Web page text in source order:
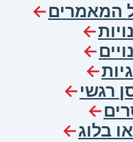
המאמרים
רגשי
בלוג